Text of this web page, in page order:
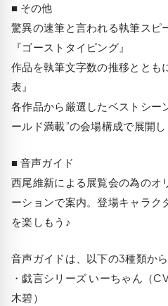
■ その他
驚異の速筆と言われる執筆スピ
『ゴーストタイピング』
作品を執筆文字数の推移ととも
表』
各作品から厳選したベストシー
ールド満載”の会場構成で展開し
■ 音声ガイド
西尾維新による展覧会の為のオ
ーションで案内。登場キャラク
を楽しもう♪
音声ガイドは、以下の3種類から
・戯言シリーズ いーちゃん（
木碧）